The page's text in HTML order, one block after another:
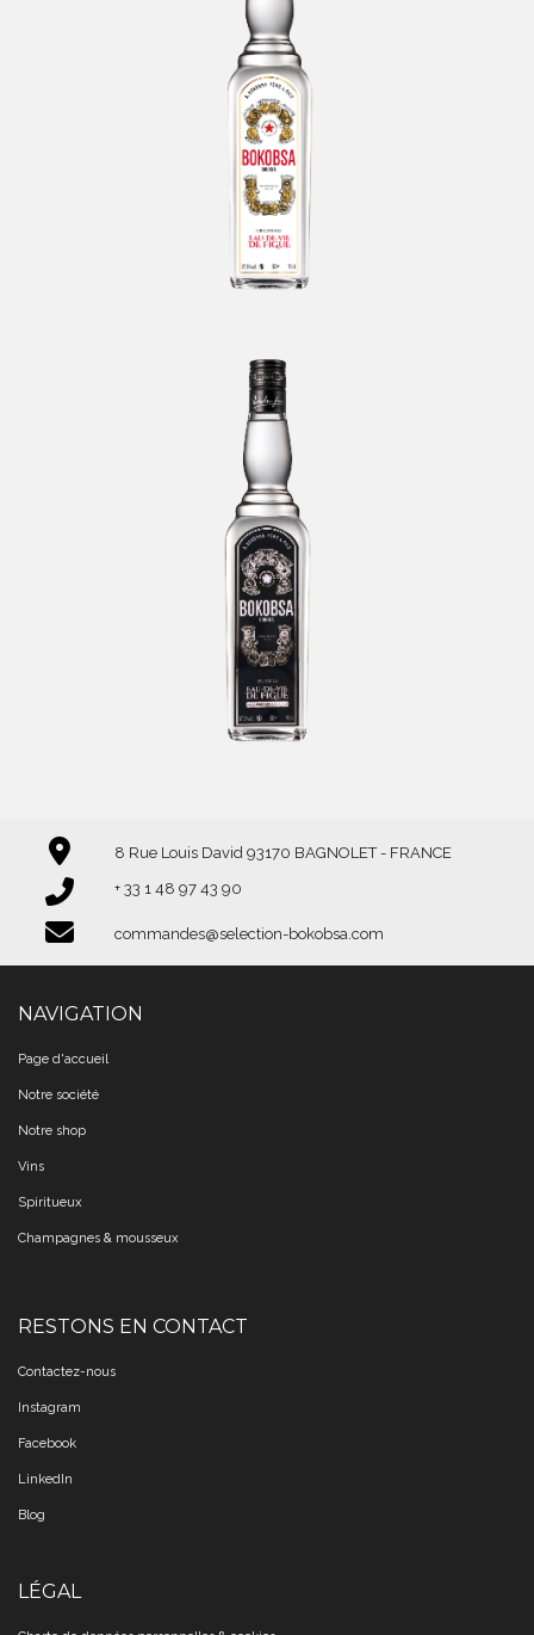
-
BOKOBSA
Boukha BOKOBSA Etoile Prestige
-
BOKOBSA
8 Rue Louis David 93170 BAGNOLET - FRANCE
+ 33 1 48 97 43 90​​​​​​​
commandes@selection-bokobsa.com
NAVIGATION
Page d'accueil
Notre société
Notre shop
Vins
Spiritueux
Champagnes & mousseux
RESTONS EN CONTACT
Contactez-nous
Instagram
Facebook
LinkedIn
Blog
LÉGAL